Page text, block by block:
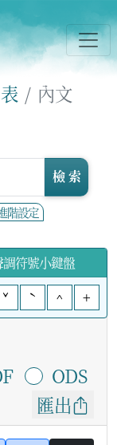
內文
階設定
檢 索
符號小鍵盤
ˇ ˋ ^ +
ODS
匯出